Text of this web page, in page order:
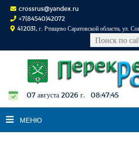
crossrus@yandex.ru
+7(84540)42072
412031, г. Ртищево Саратовской области, ул.
07 августа 2026 г. 08:47:46
МЕНЮ